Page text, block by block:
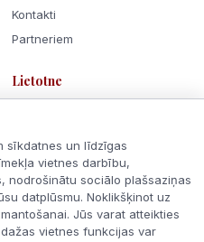
Kontakti
Partneriem
Lietotne
sīkdatnes un līdzīgas
vietnes darbību,
nodrošinātu sociālo plašsaziņas
datplūsmu. Noklikšķinot uz
Jūs varat atteikties
vietnes funkcijas var